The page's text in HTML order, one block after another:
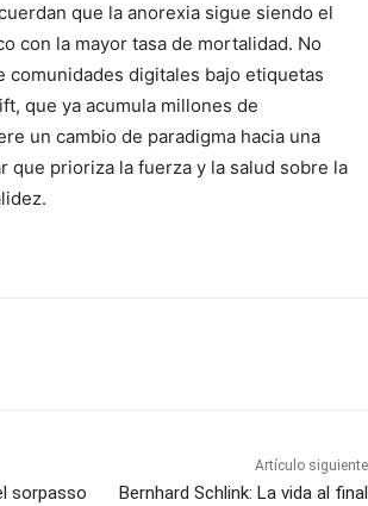
que la anorexia sigue siendo el
con la mayor tasa de mortalidad. No
comunidades digitales bajo etiquetas
que ya acumula millones de
un cambio de paradigma hacia una
que prioriza la fuerza y la salud sobre la
sorpasso
Artículo siguiente
Bernhard Schlink: La vida al final